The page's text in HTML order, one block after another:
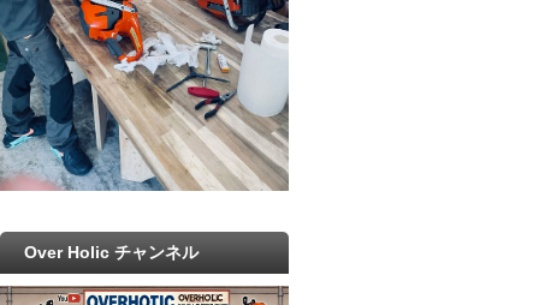
Over Holic チャンネル